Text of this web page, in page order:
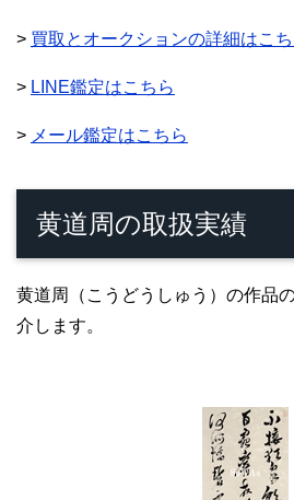
> 買取とオークションの詳細はこち
> LINE鑑定はこちら
> メール鑑定はこちら
黄道周の取扱実績
黄道周（こうどうしゅう）の作品
介します。